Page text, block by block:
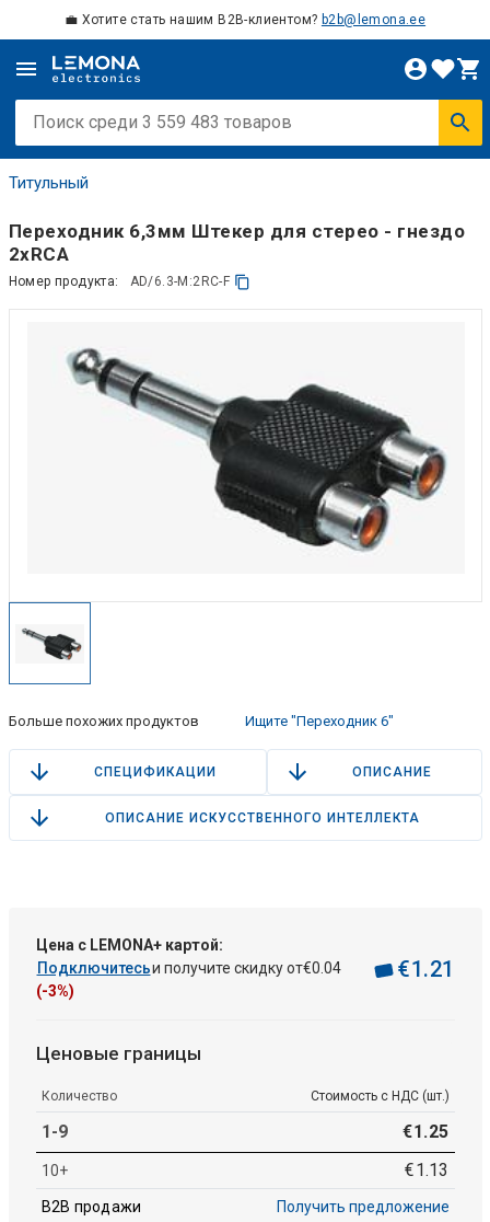
💼 Хотите стать нашим B2B-клиентом? b2b@lemona.ee
Титульный
Переходник 6,3мм Штекер для стерео - гнездо
2xRCA
Номер продукта: AD/6.3-M:2RC-F
Больше похожих продуктов Ищите "Переходник 6"
СПЕЦИФИКАЦИИ ОПИСАНИЕ
ОПИСАНИЕ ИСКУССТВЕННОГО ИНТЕЛЛЕКТА
Цена с LEMONA+ картой:
Подключитесьи получите скидку от€0.04
(-3%)
€1.21
Ценовые границы
Количество Стоимость с НДС (шт.)
1-9 €1 .25
10+ €1.13
B2B продажи Получить предложение